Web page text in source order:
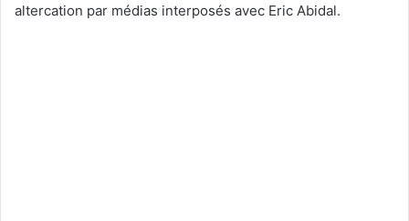
altercation par médias interposés avec Eric Abidal.